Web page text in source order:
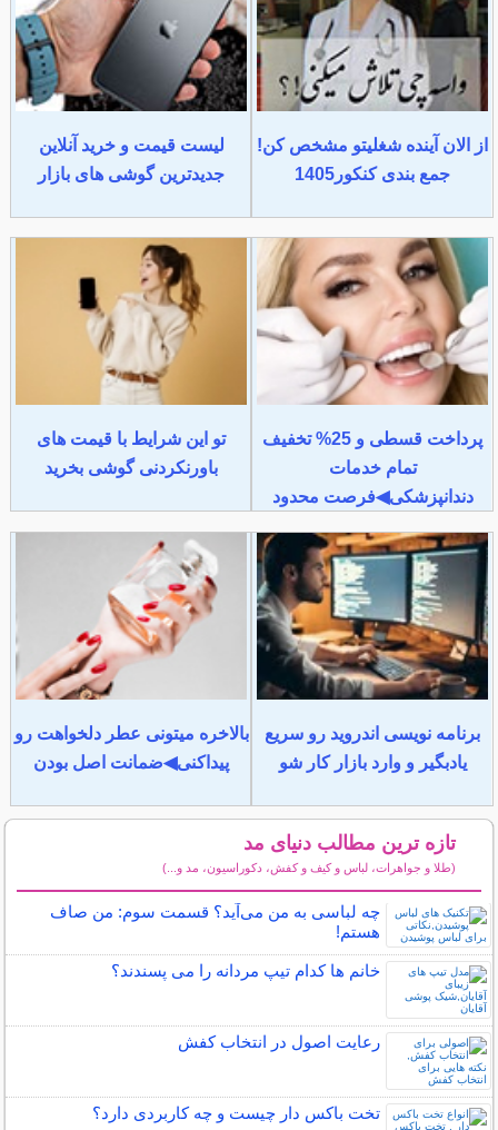
از الان آینده شغلیتو مشخص کن!
جمع بندی کنکور1405
لیست قیمت و خرید آنلاین
جدیدترین گوشی های بازار
پرداخت قسطی و 25% تخفیف
تمام خدمات
دندانپزشکی◀فرصت محدود
تو این شرایط با قیمت های
باورنکردنی گوشی بخرید
برنامه نویسی اندروید رو سریع
یادبگیر و وارد بازار کار شو
بالاخره میتونی عطر دلخواهت رو
پیداکنی◀ضمانت اصل بودن
تازه ترین مطالب دنیای مد
(طلا و جواهرات، لباس و کیف و کفش، دکوراسیون، مد و...)
چه لباسی به من می‌آید؟ قسمت سوم: من صاف
هستم!
خانم ها کدام تیپ مردانه را می پسندند؟
رعایت اصول در انتخاب کفش
تخت باکس دار چیست و چه کاربردی دارد؟